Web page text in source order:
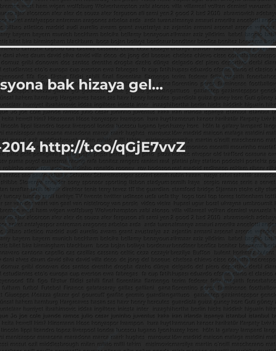
bak hizaya gel…
http://t.co/qGjE7vvZ